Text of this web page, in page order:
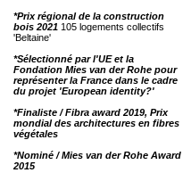
*Prix régional de la construction
bois 2021 105 logements collectifs
'Beltaine'
*Sélectionné par l'UE et la
Fondation Mies van der Rohe pour
représenter la France dans le cadre
du projet 'European identity?'
*Finaliste / Fibra award 2019, Prix
mondial des architectures en fibres
végétales
*Nominé / Mies van der Rohe Award
2015